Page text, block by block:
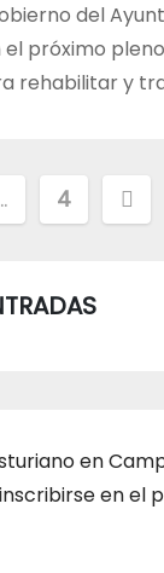
del
próximo
rehabilitar y
4
en
en el